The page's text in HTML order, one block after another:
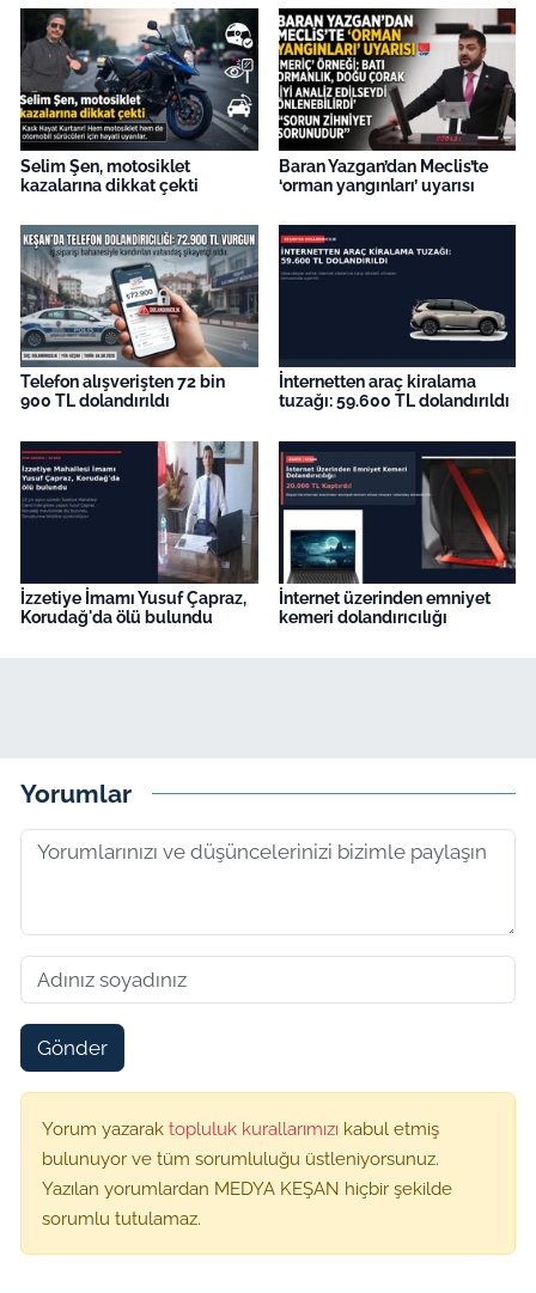
Selim Şen, motosiklet
kazalarına dikkat çekti
Baran Yazgan’dan Meclis’te
‘orman yangınları’ uyarısı
Telefon alışverişten 72 bin
900 TL dolandırıldı
İnternetten araç kiralama
tuzağı: 59.600 TL dolandırıldı
İzzetiye İmamı Yusuf Çapraz,
Korudağ'da ölü bulundu
İnternet üzerinden emniyet
kemeri dolandırıcılığı
Yorumlar
Gönder
Yorum yazarak topluluk kurallarımızı kabul etmiş
bulunuyor ve tüm sorumluluğu üstleniyorsunuz.
Yazılan yorumlardan MEDYA KEŞAN hiçbir şekilde
sorumlu tutulamaz.